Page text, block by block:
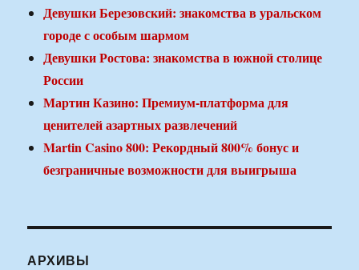
Девушки Березовский: знакомства в уральском
городе с особым шармом
Девушки Ростова: знакомства в южной столице
России
Мартин Казино: Премиум-платформа для
ценителей азартных развлечений
Martin Casino 800: Рекордный 800% бонус и
безграничные возможности для выигрыша
АРХИВЫ